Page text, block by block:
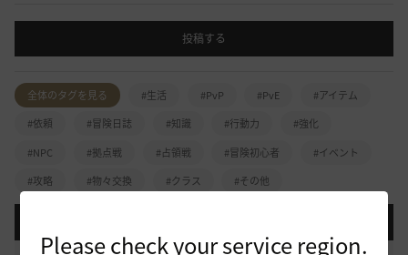
Please check your service region.
投稿する
全体のタグを見る #生活 #PvP #PvE
#アイテム
#依頼
#冒険日誌 #知識 #行動力
#強化
#NPC
#拠点戦 #占領戦 #冒険初心者
#イベント
#攻略
#物々交換 #クラス #その他